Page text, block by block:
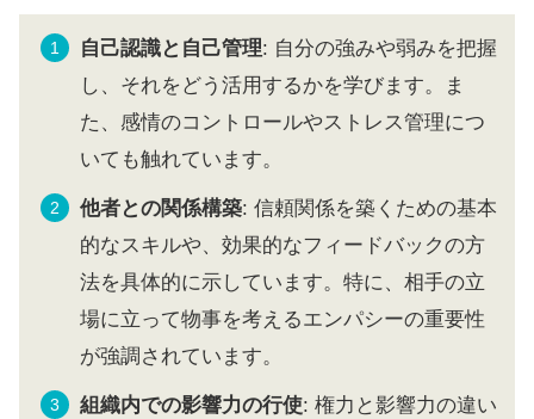
自己認識と自己管理: 自分の強みや弱みを把握
し、それをどう活用するかを学びます。ま
た、感情のコントロールやストレス管理につ
いても触れています。
他者との関係構築: 信頼関係を築くための基本
的なスキルや、効果的なフィードバックの方
法を具体的に示しています。特に、相手の立
場に立って物事を考えるエンパシーの重要性
が強調されています。
組織内での影響力の行使: 権力と影響力の違い